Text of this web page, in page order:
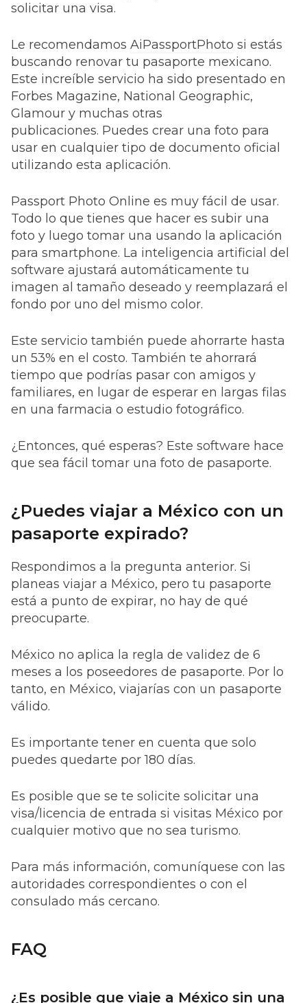
solicitar una visa.
Le recomendamos AiPassportPhoto si estás
buscando renovar tu pasaporte mexicano.
Este increíble servicio ha sido presentado en
Forbes Magazine, National Geographic,
Glamour y muchas otras
publicaciones. Puedes crear una foto para
usar en cualquier tipo de documento oficial
utilizando esta aplicación.
Passport Photo Online es muy fácil de usar.
Todo lo que tienes que hacer es subir una
foto y luego tomar una usando la aplicación
para smartphone. La inteligencia artificial del
software ajustará automáticamente tu
imagen al tamaño deseado y reemplazará el
fondo por uno del mismo color.
Este servicio también puede ahorrarte hasta
un 53% en el costo. También te ahorrará
tiempo que podrías pasar con amigos y
familiares, en lugar de esperar en largas filas
en una farmacia o estudio fotográfico.
¿Entonces, qué esperas? Este software hace
que sea fácil tomar una foto de pasaporte.
¿Puedes viajar a México con un
pasaporte expirado?
Respondimos a la pregunta anterior. Si
planeas viajar a México, pero tu pasaporte
está a punto de expirar, no hay de qué
preocuparte.
México no aplica la regla de validez de 6
meses a los poseedores de pasaporte. Por lo
tanto, en México, viajarías con un pasaporte
válido.
Es importante tener en cuenta que solo
puedes quedarte por 180 días.
Es posible que se te solicite solicitar una
visa/licencia de entrada si visitas México por
cualquier motivo que no sea turismo.
Para más información, comuníquese con las
autoridades correspondientes o con el
consulado más cercano.
FAQ
¿Es posible que viaje a México sin una